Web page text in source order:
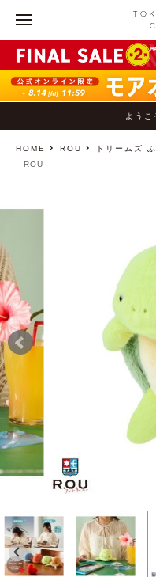
ようこ
HOME ROU ドリームズ
ROU